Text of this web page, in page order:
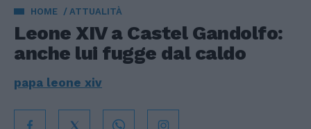
HOME ATTUALITÀ
Leone XIV a Castel Gandolfo:
anche lui fugge dal caldo
papa leone xiv